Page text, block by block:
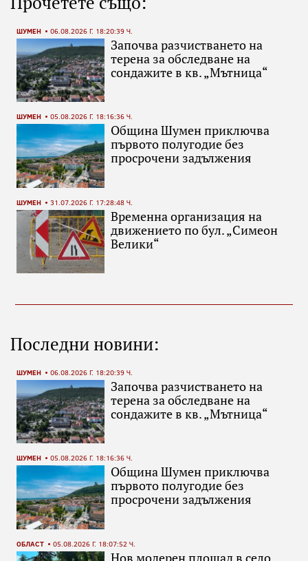
ШУМЕН 06.08.2026 Г. 18:20:39 Ч.
Започва разчистването на
терена за обследване на
сондажите в кв. „Мътница“
ШУМЕН 05.08.2026 Г. 18:16:36 Ч.
Община Шумен приключва
първото полугодие без
просрочени задължения
ШУМЕН 31.07.2026 Г. 17:28:48 Ч.
Временна организация на
движението по бул. „Симеон
Велики“
Последни новини:
ШУМЕН 06.08.2026 Г. 18:20:39 Ч.
Започва разчистването на
терена за обследване на
сондажите в кв. „Мътница“
ШУМЕН 05.08.2026 Г. 18:16:36 Ч.
Община Шумен приключва
първото полугодие без
просрочени задължения
ОБЛАСТ 05.08.2026 Г. 18:07:52 Ч.